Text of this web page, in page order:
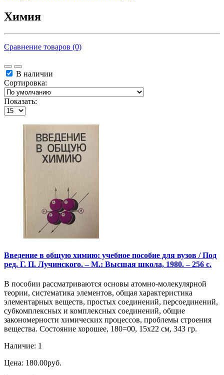
Химия
Сравнение товаров (0)
В наличии
Сортировка:
Показать:
Введение в общую химию: учебное пособие для вузов / Под
ред. Г. П. Лучинского. – М.: Высшая школа, 1980. – 256 с.
В пособии рассматриваются основы атомно-молекулярной
теории, систематика элементов, общая характеристика
элементарных веществ, простых соединений, персоединений,
субкомплексных и комплексных соединений, общие
закономерности химических процессов, проблемы строения
вещества. Состояние хорошее, 180=00, 15х22 см, 343 гр.
Наличие: 1
Цена: 180.00руб.